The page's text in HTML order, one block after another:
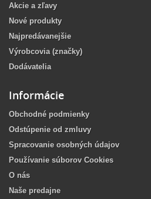
Akcie a zľavy
Nové produkty
Najpredávanejšie
Výrobcovia (značky)
Dodávatelia
Informácie
Obchodné podmienky
Odstúpenie od zmluvy
Spracovanie osobných údajov
Používanie súborov Cookies
O nás
Naše predajne